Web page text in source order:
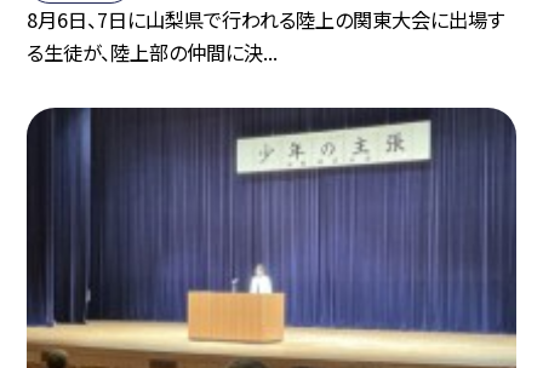
8月6日、7日に山梨県で行われる陸上の関東大会に出場す
る生徒が、陸上部の仲間に決...